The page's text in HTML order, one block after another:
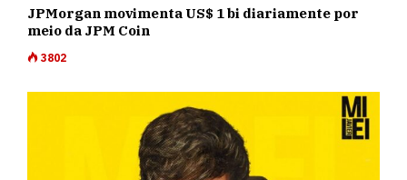
JPMorgan movimenta US$ 1 bi diariamente por
meio da JPM Coin
3802